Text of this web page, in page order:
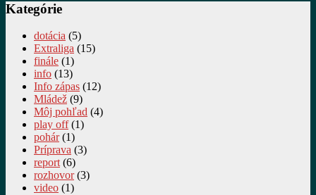
Kategórie
dotácia (5)
Extraliga (15)
finále (1)
info (13)
Info zápas (12)
Mládež (9)
Môj pohľad (4)
play off(1)
pohár(1)
Príprava (3)
report (6)
rozhovor(3)
video (1)